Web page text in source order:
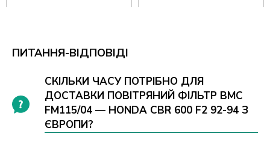
ПИТАННЯ-ВІДПОВІДІ
СКІЛЬКИ ЧАСУ ПОТРІБНО ДЛЯ
ДОСТАВКИ ПОВІТРЯНИЙ ФІЛЬТР BMC
FM115/04 — HONDA CBR 600 F2 92-94 З
ЄВРОПИ?